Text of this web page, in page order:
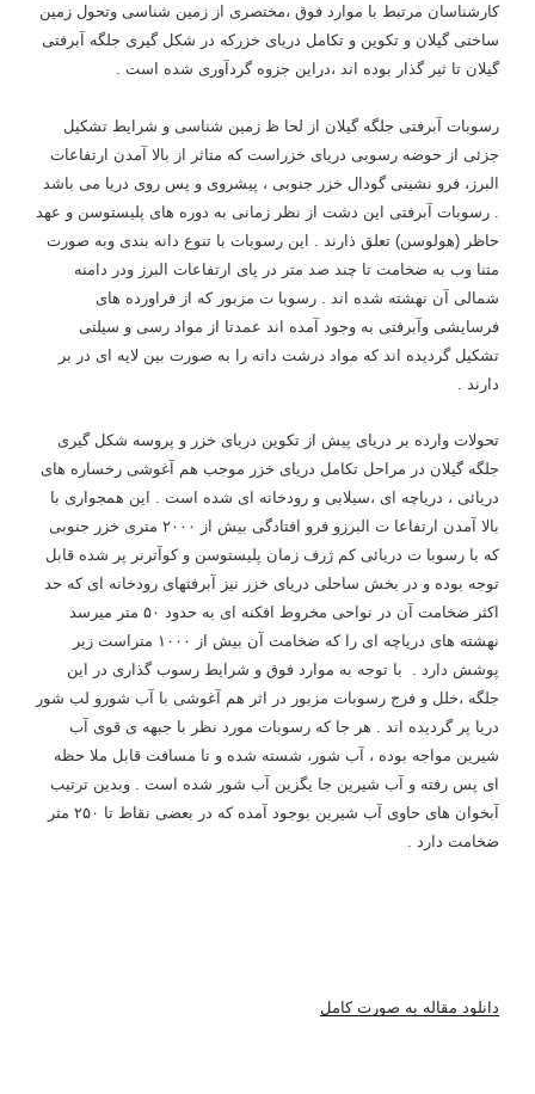
کارشناسان مرتبط با موارد فوق ،مختصری از زمین شناسی وتحول زمین
ساختی گیلان و تکوین و تکامل دریای خزرکه در شکل گیری جلگه آبرفتی
گیلان تا ثیر گذار بوده اند ،دراین جزوه گردآوری شده است .
رسوبات آبرفتی جلگه گیلان از لحا ظ زمین شناسی و شرایط تشکیل
جزئی از حوضه رسوبی دریای خزراست که متاثر از بالا آمدن ارتفاعات
البرز، فرو نشینی گودال خزر جنوبی ، پیشروی و پس روی دریا می باشد
. رسوبات آبرفتی این دشت از نظر زمانی به دوره های پلیستوسن و عهد
حاظر (هولوسن) تعلق ذارند . این رسوبات با تنوع دانه بندی وبه صورت
متنا وب به ضخامت تا چند صد متر در پای ارتفاعات البرز ودر دامنه
شمالی آن نهشته شده اند . رسوبا ت مزبور که از فراورده های
فرسایشی وآبرفتی به وجود آمده اند عمدتا از مواد رسی و سیلتی
تشکیل گردیده اند که مواد درشت دانه را به صورت بین لایه ای در بر
دارند .
تحولات وارده بر دریای پیش از تکوین دریای خزر و پروسه شکل گیری
جلگه گیلان در مراحل تکامل دریای خزر موجب هم آغوشی رخساره های
دریائی ، دریاچه ای ،سیلابی و رودخانه ای شده است . این همجواری با
بالا آمدن ارتفاعا ت البرزو فرو افتادگی بیش از ۲۰۰۰ متری خزر جنوبی
که با رسوبا ت دریائی کم ژرف زمان پلیستوسن و کوآترنر پر شده قابل
توجه بوده و در بخش ساحلی دریای خزر نیز آبرفتهای رودخانه ای که حد
اکثر ضخامت آن در نواحی مخروط افکنه ای به حدود ۵۰ متر میرسد
نهشته های دریاچه ای را که ضخامت آن بیش از ۱۰۰۰ متراست زیر
پوشش دارد . با توجه به موارد فوق و شرایط رسوب گذاری در این
جلگه ،خلل و فرج رسوبات مزبور در اثر هم آغوشی با آب شورو لب شور
دریا پر گردیده اند . هر جا که رسوبات مورد نظر با جبهه ی قوی آب
شیرین مواجه بوده ، آب شور، شسته شده و تا مسافت قابل ملا حظه
ای پس رفته و آب شیرین جا یگزین آب شور شده است . وبدین ترتیب
آبخوان های حاوی آب شیرین بوجود آمده که در بعضی نقاط تا ۲۵۰ متر
ضخامت دارد .
دانلود مقاله به صورت کامل